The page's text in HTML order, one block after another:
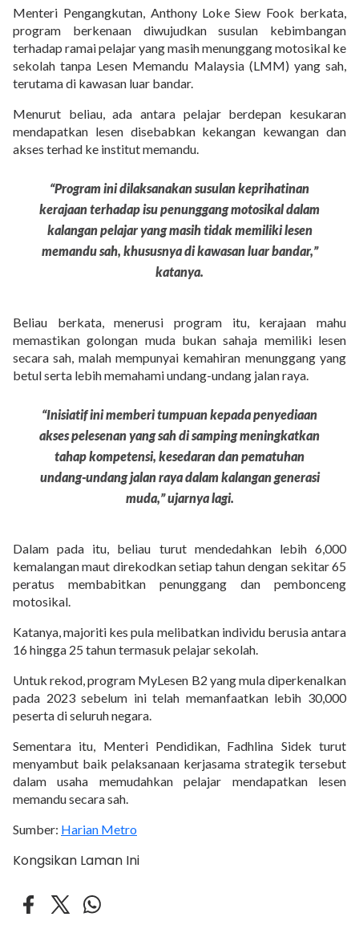
Menteri Pengangkutan, Anthony Loke Siew Fook berkata,
program berkenaan diwujudkan susulan kebimbangan
terhadap ramai pelajar yang masih menunggang motosikal ke
sekolah tanpa Lesen Memandu Malaysia (LMM) yang sah,
terutama di kawasan luar bandar.
Menurut beliau, ada antara pelajar berdepan kesukaran
mendapatkan lesen disebabkan kekangan kewangan dan
akses terhad ke institut memandu.
“Program ini dilaksanakan susulan keprihatinan
kerajaan terhadap isu penunggang motosikal dalam
kalangan pelajar yang masih tidak memiliki lesen
memandu sah, khususnya di kawasan luar bandar,”
katanya.
Beliau berkata, menerusi program itu, kerajaan mahu
memastikan golongan muda bukan sahaja memiliki lesen
secara sah, malah mempunyai kemahiran menunggang yang
betul serta lebih memahami undang-undang jalan raya.
“Inisiatif ini memberi tumpuan kepada penyediaan
akses pelesenan yang sah di samping meningkatkan
tahap kompetensi, kesedaran dan pematuhan
undang-undang jalan raya dalam kalangan generasi
muda,” ujarnya lagi.
Dalam pada itu, beliau turut mendedahkan lebih 6,000
kemalangan maut direkodkan setiap tahun dengan sekitar 65
peratus membabitkan penunggang dan pembonceng
motosikal.
Katanya, majoriti kes pula melibatkan individu berusia antara
16 hingga 25 tahun termasuk pelajar sekolah.
Untuk rekod, program MyLesen B2 yang mula diperkenalkan
pada 2023 sebelum ini telah memanfaatkan lebih 30,000
peserta di seluruh negara.
Sementara itu, Menteri Pendidikan, Fadhlina Sidek turut
menyambut baik pelaksanaan kerjasama strategik tersebut
dalam usaha memudahkan pelajar mendapatkan lesen
memandu secara sah.
Sumber: Harian Metro
Kongsikan Laman Ini